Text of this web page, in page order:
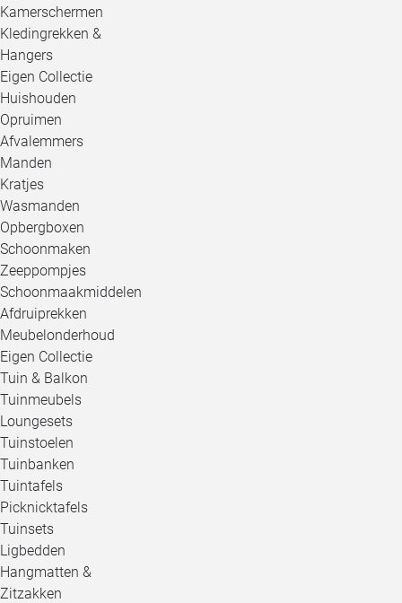
Kamerschermen
Kledingrekken &
Hangers
Eigen Collectie
Huishouden
Opruimen
Afvalemmers
Manden
Kratjes
Wasmanden
Opbergboxen
Schoonmaken
Zeeppompjes
Schoonmaakmiddelen
Afdruiprekken
Meubelonderhoud
Eigen Collectie
Tuin & Balkon
Tuinmeubels
Loungesets
Tuinstoelen
Tuinbanken
Tuintafels
Picknicktafels
Tuinsets
Ligbedden
Hangmatten &
Zitzakken